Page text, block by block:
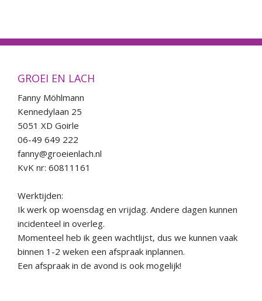
GROEI EN LACH
Fanny Möhlmann
Kennedylaan 25
5051 XD Goirle
06-49 649 222
fanny@groeienlach.nl
KvK nr: 60811161
Werktijden:
Ik werk op woensdag en vrijdag. Andere dagen kunnen
incidenteel in overleg.
Momenteel heb ik geen wachtlijst, dus we kunnen vaak
binnen 1-2 weken een afspraak inplannen.
Een afspraak in de avond is ook mogelijk!